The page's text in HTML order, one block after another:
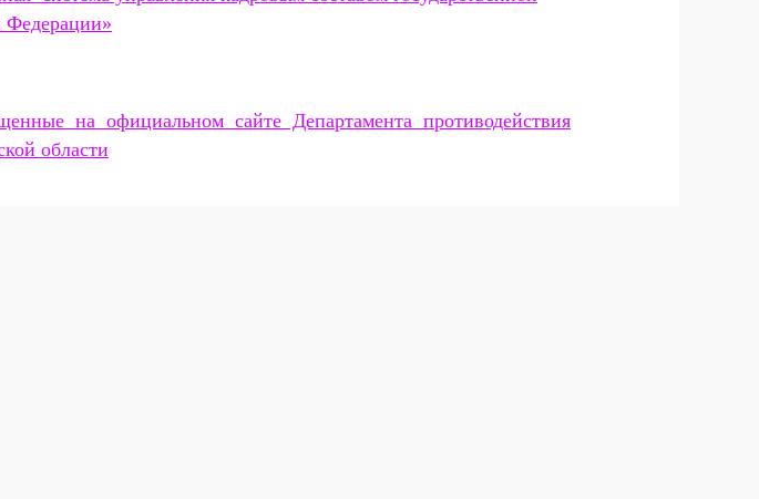
Федерации»
на официальном сайте Департамента противодействия
области